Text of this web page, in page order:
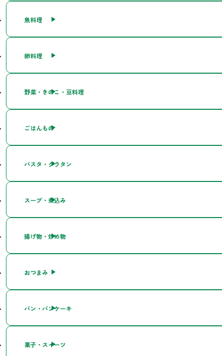
魚料理
卵料理
野菜・きのこ・豆料理
ごはんもの
パスタ・グラタン
スープ・煮込み
揚げ物・炒め物
おつまみ
パン・パンケーキ
菓子・スイーツ